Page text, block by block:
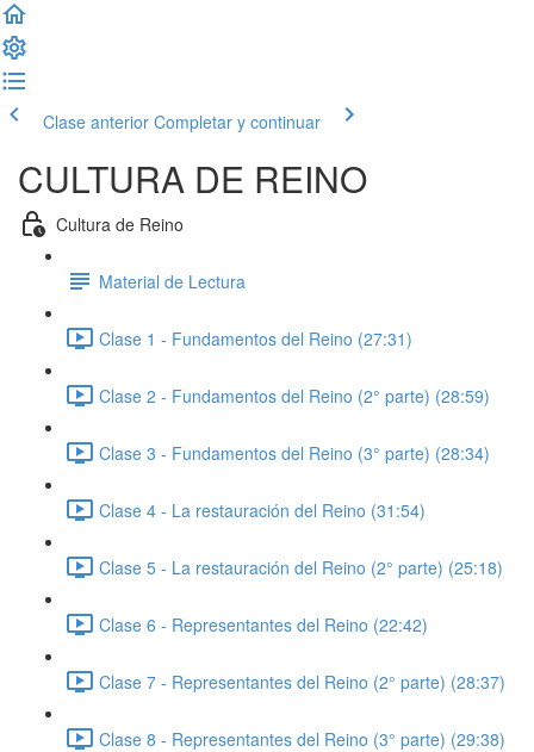
Clase anterior Completar y continuar
CULTURA DE REINO
Cultura de Reino
Material de Lectura
Clase 1 - Fundamentos del Reino (27:31)
Clase 2 - Fundamentos del Reino (2° parte) (28:59)
Clase 3 - Fundamentos del Reino (3° parte) (28:34)
Clase 4 - La restauración del Reino (31:54)
Clase 5 - La restauración del Reino (2° parte) (25:18)
Clase 6 - Representantes del Reino (22:42)
Clase 7 - Representantes del Reino (2° parte) (28:37)
Clase 8 - Representantes del Reino (3° parte) (29:38)